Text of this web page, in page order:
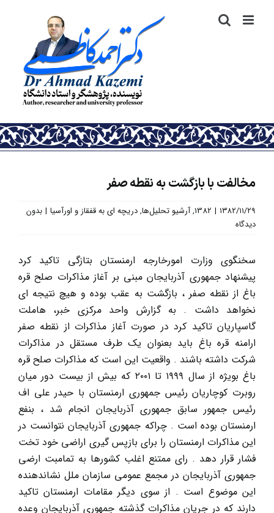
مخالفت با بازگشت به نقطه صفر
۱۳۸۲/۱۱/۲۹ |
1382
,آرشیو تحلیل‌ها,دریچه ای به قفقاز و اورآسیا | بدون
دیدگاه
سخنگوی وزارت امورخارجه ارمنستان بتازگی تاکید کرد
پیشنهاد جمهوری آذربایجان مبنی بر آغاز مذاکرات صلح قره
باغ از نقطه صفر ، بازگشت به عقب بوده و هیچ نتیجه ای
نخواهد داشت . به گزارش واحد مرکزی خبر، هاملت
گاسپاریان تاکید کرد در صورت آغاز مذاکرات از نقطه صفر
ارامنه قره باغ باید بعنوان یک طرف مستقل در مذاکرات
شرکت داشته باشند . واقعیت این است که مذاکرات صلح قره
باغ بویژه از سال ۱۹۹۹ تا ۲۰۰۱ که بیش از بیست دور میان
روبرت کوچاریان رئیس جمهوری ارمنستان با حیدر علی اف
رئیس جمهور سابق جمهوری آذربایجان انجام شد ، بنفع
ارمنستان بوده است . چراکه جمهوری آذربایجان نتوانست در
این مذاکرات ارمنستان را برای بازپس گیری اراضی خود تخت
فشار قرار دهد . رای ممتنع اغلب کشورها به تمامبت ارضی
جمهوری آذربایجان در مجمع عمومی سازمان ملل نشاندهنده
این موضوع است . از سوی دیگر مقامات ارمنستان تاکید
دارند که در جریان مذاکرات گذشته جمهوری آذربایجان وعده